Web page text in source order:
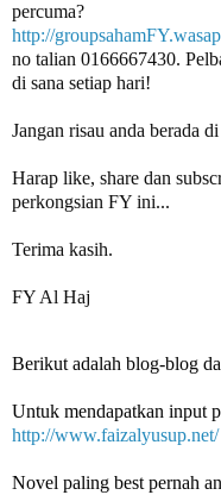
percuma?
http://
no talian 0166667430.
di sana setiap hari!
Jangan risau anda berada
Harap like, share dan
perkongsian FY ini...
Terima kasih.
FY Al Haj
Berikut adalah blog-blog
Untuk mendapatkan input
http://www.faizalyusup.net/
Novel paling best pernah